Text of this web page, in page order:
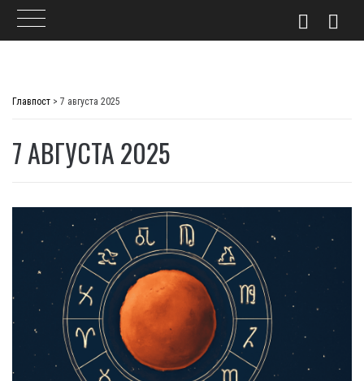
Главпост > 7 августа 2025
7 АВГУСТА 2025